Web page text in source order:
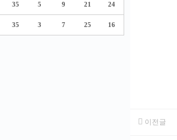
35 5 9 21 24
35 3 7 25 16
이전글